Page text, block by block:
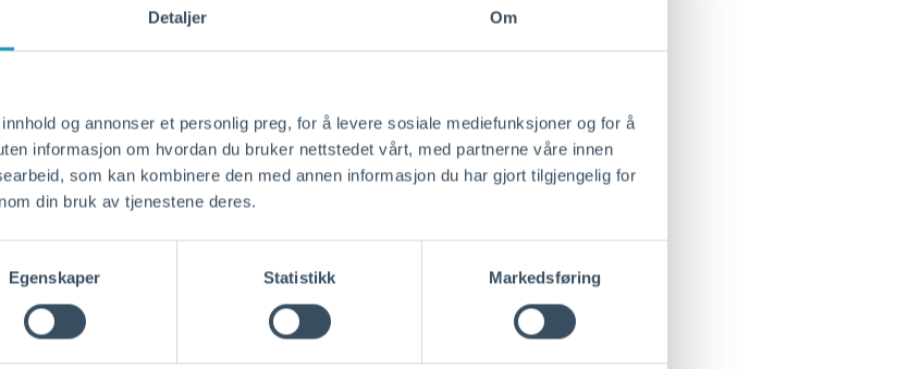
Detaljer Om
og annonser et personlig preg, for å levere sosiale mediefunksjoner og for å
informasjon om hvordan du bruker nettstedet vårt, med partnerne våre innen
som kan kombinere den med annen informasjon du har gjort tilgjengelig for
din bruk av tjenestene deres.
Egenskaper Statistikk Markedsføring
tilbydere. Etter gjennomført evaluering av innsendt grunnlag
for prosjektet og med å ha fem godt kvalifiserte